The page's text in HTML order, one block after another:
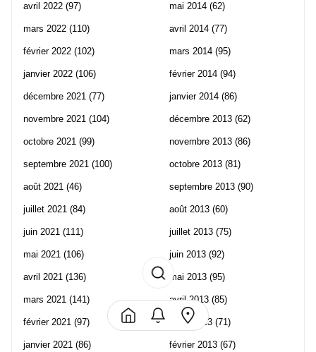
avril 2022 (97)
mars 2022 (110)
février 2022 (102)
janvier 2022 (106)
décembre 2021 (77)
novembre 2021 (104)
octobre 2021 (99)
septembre 2021 (100)
août 2021 (46)
juillet 2021 (84)
juin 2021 (111)
mai 2021 (106)
avril 2021 (136)
mars 2021 (141)
février 2021 (97)
janvier 2021 (86)
mai 2014 (62)
avril 2014 (77)
mars 2014 (95)
février 2014 (94)
janvier 2014 (86)
décembre 2013 (62)
novembre 2013 (86)
octobre 2013 (81)
septembre 2013 (90)
août 2013 (60)
juillet 2013 (75)
juin 2013 (92)
mai 2013 (95)
avril 2013 (85)
mars 2013 (71)
février 2013 (67)